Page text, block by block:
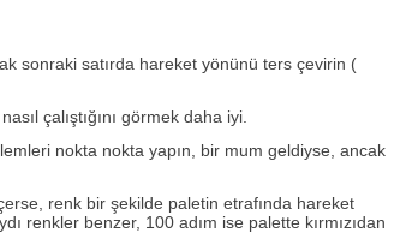
sonraki satırda hareket yönünü ters çevirin (
çalıştığını görmek daha iyi.
nokta nokta yapın, bir mum geldiyse, ancak
renk bir şekilde paletin etrafında hareket
renkler benzer, 100 adım ise palette kırmızıdan